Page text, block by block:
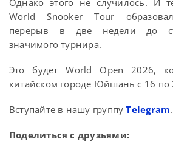
Однако этого не случилось. И
World Snooker Tour
перерыв в две недели до
значимого турнира.
Это будет World Open 2026,
китайском городе Юйшань с 16 по
Вступайте в нашу группуTelegram.
Поделиться с друзьями: